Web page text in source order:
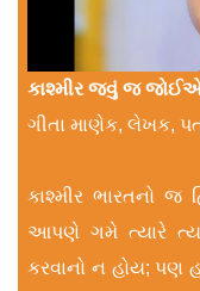
કાશ્મીર જવું જ
ગીતા માણેક, લેખક,
કાશ્મીર
આપણે ગમે ત્યારે
કરવાનો ન હોય; પણ